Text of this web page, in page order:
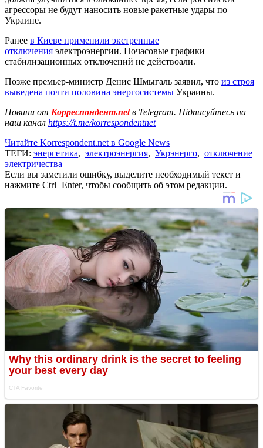
агрессоры не будут наносить новые ракетные удары по
Украине.
Ранее в Киеве применили экстренные
отключения электроэнергии. Почасовые графики
стабилизационных отключений не действоали.
Позже премьер-министр Денис Шмыгаль заявил, что из строя
выведена почти половина энергосистемы Украины.
Новини от Корреспондент.netв Telegram. Підписуйтесь на
наш канал https://t.me/korrespondentnet
Читайте Korrespondent.net в Google News
ТЕГИ: энергетика, электроэнергия, Укрэнерго, отключение
электричества
Если вы заметили ошибку, выделите необходимый текст и
нажмите Ctrl+Enter, чтобы сообщить об этом редакции.